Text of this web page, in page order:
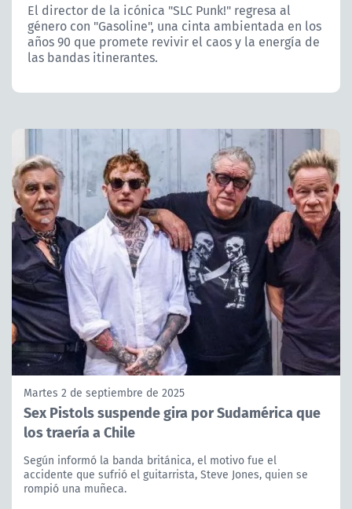
CANAL DE DENUNCIAS
ÁREA DE PROYECTOS
El director de la icónica "SLC Punk!" regresa al
género con "Gasoline", una cinta ambientada en los
años 90 que promete revivir el caos y la energía de
las bandas itinerantes.
Martes 2 de septiembre de 2025
Sex Pistols suspende gira por Sudamérica que
los traería a Chile
Según informó la banda británica, el motivo fue el
accidente que sufrió el guitarrista, Steve Jones, quien se
rompió una muñeca.